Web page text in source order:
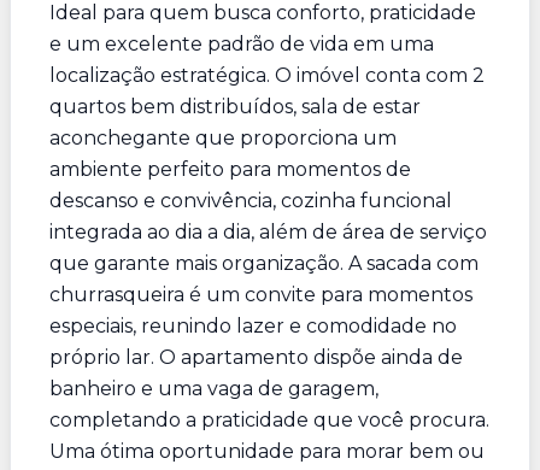
Ideal para quem busca conforto, praticidade
e um excelente padrão de vida em uma
localização estratégica. O imóvel conta com 2
quartos bem distribuídos, sala de estar
aconchegante que proporciona um
ambiente perfeito para momentos de
descanso e convivência, cozinha funcional
integrada ao dia a dia, além de área de serviço
que garante mais organização. A sacada com
churrasqueira é um convite para momentos
especiais, reunindo lazer e comodidade no
próprio lar. O apartamento dispõe ainda de
banheiro e uma vaga de garagem,
completando a praticidade que você procura.
Uma ótima oportunidade para morar bem ou